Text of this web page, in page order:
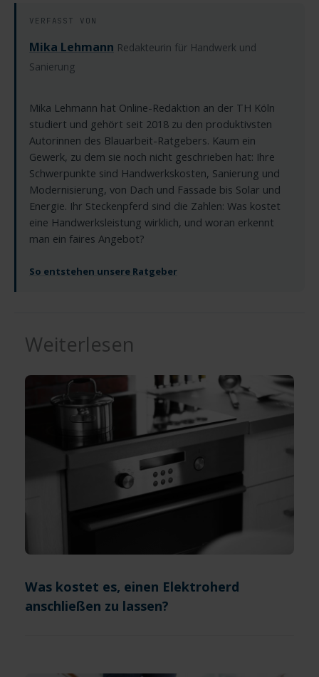
VERFASST VON
Mika Lehmann Redakteurin für Handwerk und
Sanierung
Mika Lehmann hat Online-Redaktion an der TH Köln
studiert und gehört seit 2018 zu den produktivsten
Autorinnen des Blauarbeit-Ratgebers. Kaum ein
Gewerk, zu dem sie noch nicht geschrieben hat: Ihre
Schwerpunkte sind Handwerkskosten, Sanierung und
Modernisierung, von Dach und Fassade bis Solar und
Energie. Ihr Steckenpferd sind die Zahlen: Was kostet
eine Handwerksleistung wirklich, und woran erkennt
man ein faires Angebot?
So entstehen unsere Ratgeber
Weiterlesen
Was kostet es, einen Elektroherd
anschließen zu lassen?